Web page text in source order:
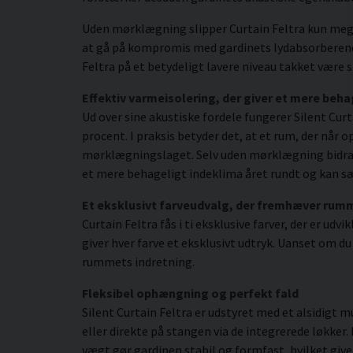
Uden mørklægning slipper Curtain Feltra kun
at gå på kompromis med gardinets
Feltra på et betydeligt lavere niveau takket
Effektiv varmeisolering, der giver et mere
Ud over sine akustiske fordele fungerer Silent
procent. I praksis betyder det, at et rum, der når
mørklægningslaget. Selv uden mørklægning
et mere behageligt indeklima året rundt og kan
Et eksklusivt farveudvalg, der fremhæver
Curtain Feltra fås i ti eksklusive farver, der er
giver hver farve et eksklusivt udtryk. Uanset om
rummets indretning.
Fleksibel ophængning og perfekt fald
Silent Curtain Feltra er udstyret med et alsidigt
eller direkte på stangen via de integrerede
vægt gør gardinen stabil og formfast, hvilket